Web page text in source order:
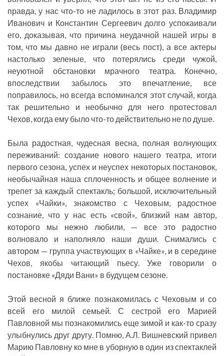
правда, у нас что-то не ладилось в этот раз. Владимир
Иванович и Константин Сергеевич долго успокаивали
его, доказывая, что причина неудачной нашей игры в
том, что мы давно не играли (весь пост), а все актеры
настолько зеленые, что потерялись среди чужой,
неуютной обстановки мрачного театра. Конечно,
впоследствии забылось это впечатление, все
поправилось, но всегда вспоминался этот случай, когда
так решительно и необычно для него протестовал
Чехов, когда ему было что-то действительно не по душе.
Была радостная, чудесная весна, полная волнующих
переживаний: создание нового нашего театра, итоги
первого сезона, успех и неуспех некоторых постановок,
необычайная наша сплоченность и общее волнение и
трепет за каждый спектакль; большой, исключительный
успех «Чайки», знакомство с Чеховым, радостное
сознание, что у нас есть «свой», близкий нам автор,
которого мы нежно любили, — все это радостно
волновало и наполняло наши души. Снимались с
автором — группа участвующих в «Чайке», и в середине
Чехов, якобы читающий пьесу. Уже говорили о
постановке «Дяди Вани» в будущем сезоне.
Этой весной я ближе познакомилась с Чеховым и со
всей его милой семьей. С сестрой его Марией
Павловной мы познакомились еще зимой и как-то сразу
улыбнулись друг другу. Помню, А.Л. Вишневский привел
Марию Павловну ко мне в уборную в один из спектаклей